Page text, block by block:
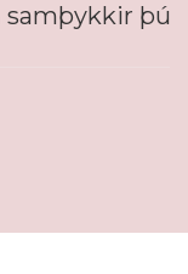
samþykkir þú